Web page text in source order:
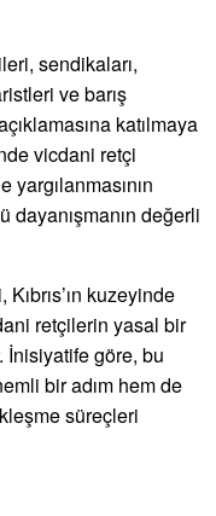
sendikaları,
ve barış
katılmaya
vicdani retçi
dayanışmanın değerli
kuzeyinde
retçilerin yasal bir
İnisiyatife göre, bu
bir adım hem de
süreçleri